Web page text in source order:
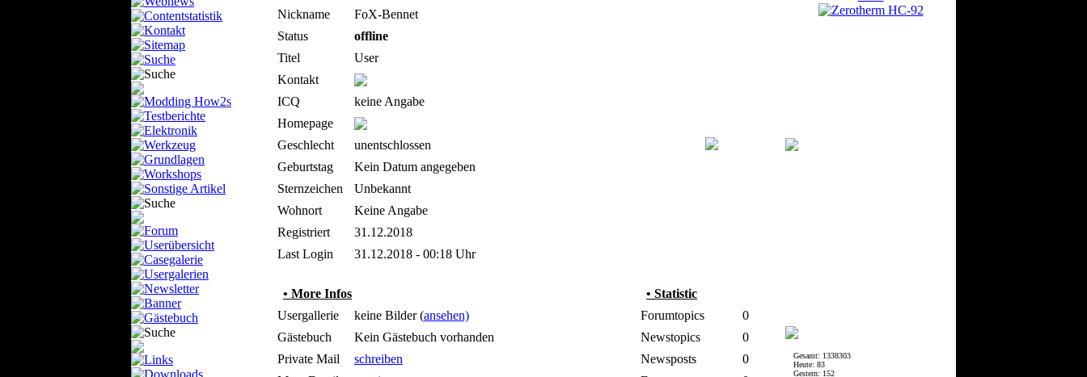
Nickname
FoX-Bennet
Status
offline
Titel
User
Kontakt
ICQ
keine Angabe
Homepage
Geschlecht
unentschlossen
Geburtstag
Kein Datum angegeben
Sternzeichen
Unbekannt
Wohnort
Keine Angabe
Registriert
31.12.2018
Last Login
31.12.2018 - 00:18 Uhr
• More Infos
• Statistic
Usergallerie
keine Bilder (ansehen) Forumtopics
0
Gästebuch
Kein Gästebuch vorhanden Newstopics
0
Private Mail
schreiben Newsposts
0
Gesamt: 1338303
Heute: 83
Gestern: 152